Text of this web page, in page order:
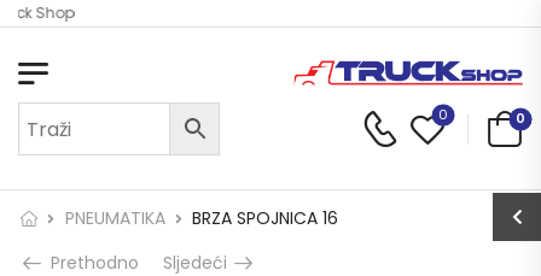
Shop
0 0
PNEUMATIKA
BRZA SPOJNICA 16
Prethodno
Sljedeći